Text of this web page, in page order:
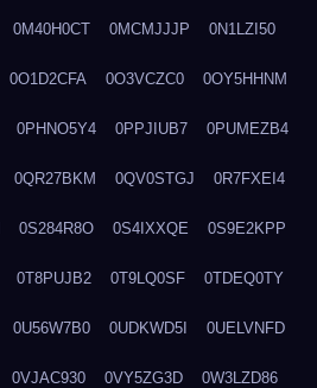
0M40H0CT 0MCMJJJP 0N1LZI50
0O1D2CFA 0O3VCZC0 0OY5HHNM
0PHNO5Y4 0PPJIUB7 0PUMEZB4
0QR27BKM 0QV0STGJ 0R7FXEI4
0S284R8O 0S4IXXQE 0S9E2KPP
0T8PUJB2 0T9LQ0SF 0TDEQ0TY
0U56W7B0 0UDKWD5I 0UELVNFD
0VJAC930 0VY5ZG3D 0W3LZD86